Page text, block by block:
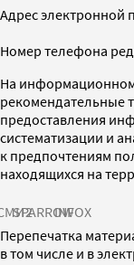
Адрес электронной
Номер телефона
На
рекомендательные
предоставления
систематизации и
к предпочтениям
находящихся на
SPARROWINFOX
Перепечатка
в том числе и в